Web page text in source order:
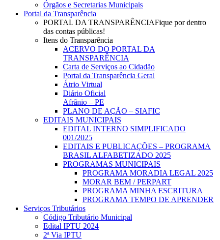
Órgãos e Secretarias Municipais
Portal da Transparência
PORTAL DA TRANSPARÊNCIAFique por dentro
das contas públicas!
Itens do Transparência
ACERVO DO PORTAL DA
TRANSPARÊNCIA
Carta de Serviços ao Cidadão
Portal da Transparência Geral
Átrio Virtual
Diário Oficial
Afrânio – PE
PLANO DE AÇÃO – SIAFIC
EDITAIS MUNICIPAIS
EDITAL INTERNO SIMPLIFICADO
001/2025
EDITAIS E PUBLICAÇÕES – PROGRAMA
BRASIL ALFABETIZADO 2025
PROGRAMAS MUNICIPAIS
PROGRAMA MORADIA LEGAL 2025
MORAR BEM / PERPART
PROGRAMA MINHA ESCRITURA
PROGRAMA TEMPO DE APRENDER
Serviços Tributários
Código Tributário Municipal
Edital IPTU 2024
2ª Via IPTU